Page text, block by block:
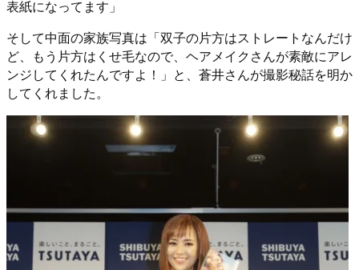
表紙になってます」
そして中面の家族写真は「双子の片方はストレートなんだけ
ど、もう片方はくせ毛なので、ヘアメイクさんが素敵にアレ
ンジしてくれたんですよ！」と、蒼井さんが撮影秘話を明か
してくれました。